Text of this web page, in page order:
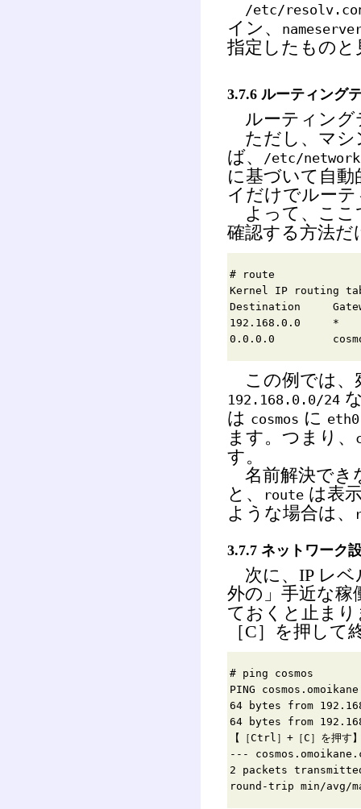
/etc/
イン、
指定したもの
3.7.6 ルーティング
ルーティング
ただし、マシ
ば、
/etc/
に基づいて自
イだけでルー
よって、こ
確認する方法だ
# route
Kernel IP routing
Destination
192.168.0.0 *
0.0.0.0
この例では、
192.168.0.0/24
は cosmos に eth0
ます。つまり、
す。
名前解決でき
と、
route は表
ような場合は、
3.7.7 ネットワーク
次に、IP レベ
外の」手近な
ておくと止ま
［C］を押して
# ping cosmos
PING
64 bytes from
64 bytes from
【［Ctrl］+［C］を押す
---
2 packets
round-trip min/avg/